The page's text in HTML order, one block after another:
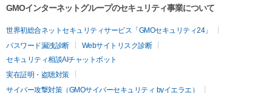
GMOインターネットグループのセキュリティ事業について
世界初総合ネットセキュリティサービス「GMOセキュリティ24」
パスワード漏洩診断
Webサイトリスク診断
セキュリティ相談AIチャットボット
実在証明・盗聴対策
サイバー攻撃対策（GMOサイバーセキュリティ byイエラエ）